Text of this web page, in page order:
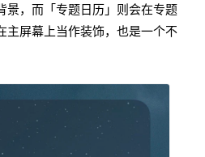
景，而「专题日历」则会在专题
主屏幕上当作装饰，也是一个不